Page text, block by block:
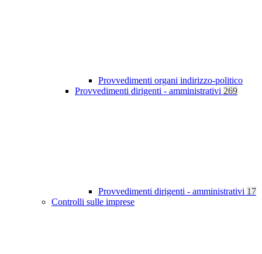
Provvedimenti organi indirizzo-politico
Provvedimenti dirigenti - amministrativi 269
Provvedimenti dirigenti - amministrativi 17
Controlli sulle imprese